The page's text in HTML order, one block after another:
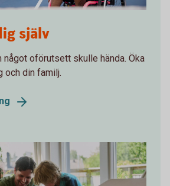
själv
något oförutsett skulle hända. Öka
och din familj.